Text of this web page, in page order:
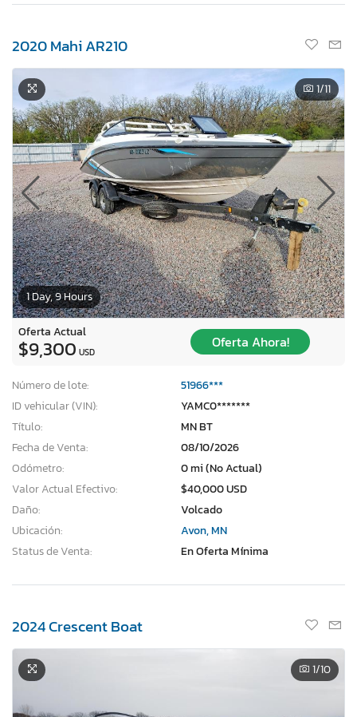
2020 Mahi AR210
1 Day, 9 Hours
1/11
Oferta Actual
$9,300 USD
Oferta Ahora!
Número de lote:
51966***
ID vehicular (VIN):
YAMC0*******
Título:
MN BT
Fecha de Venta:
08/10/2026
Odómetro:
0 mi (No Actual)
Valor Actual Efectivo:
$40,000 USD
Daño:
Volcado
Ubicación:
Avon, MN
Status de Venta:
En Oferta Mínima
2024 Crescent Boat
1/10